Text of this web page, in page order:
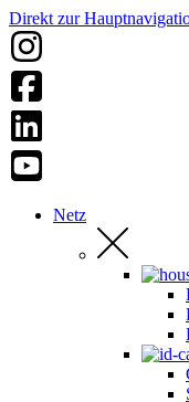
Direkt zur
Netz